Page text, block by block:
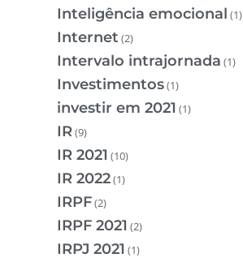
Inteligência emocional (1)
Internet (2)
Intervalo intrajornada (1)
Investimentos(1)
investir em 2021 (1)
IR(9)
IR 2021 (10)
IR 2022(1)
IRPF(2)
IRPF 2021 (2)
IRPJ 2021 (1)